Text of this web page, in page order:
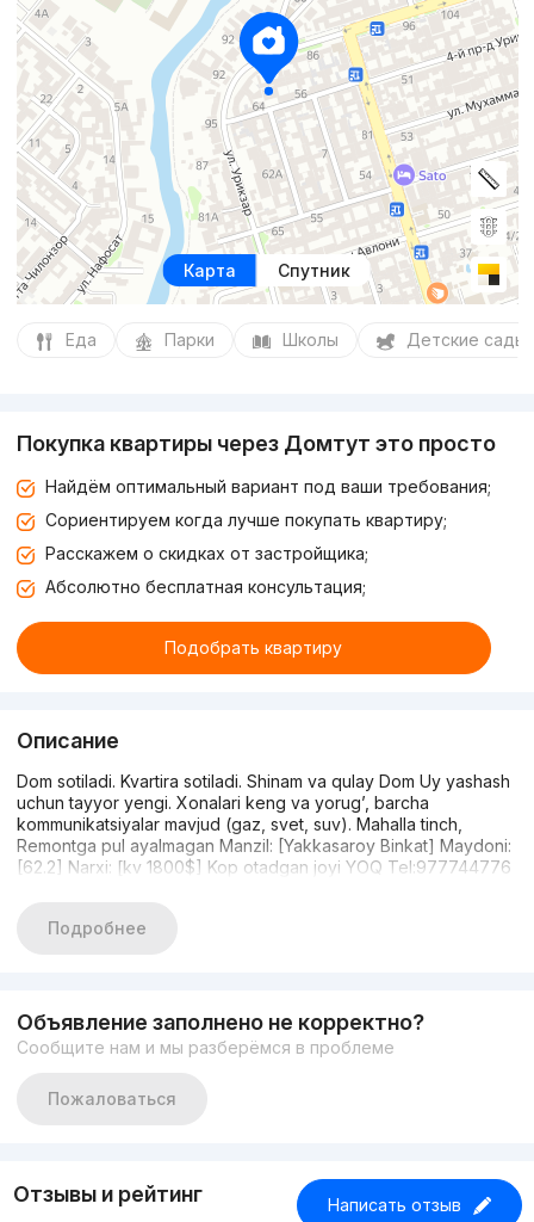
Карта Спутник
Еда Парки Школы Детские сады
Покупка квартиры через Домтут это просто
Найдём оптимальный вариант под ваши требования;
Сориентируем когда лучше покупать квартиру;
Расскажем о скидках от застройщика;
Абсолютно бесплатная консультация;
Подобрать квартиру
Описание
Dom sotiladi. Kvartira sotiladi. Shinam va qulay Dom Uy yashash
uchun tayyor yengi. Xonalari keng va yorug’, barcha
kommunikatsiyalar mavjud (gaz, svet, suv). Mahalla tinch,
Remontga pul ayalmagan Manzil: [Yakkasaroy Binkat] Maydoni:
[62.2] Narxi: [kv 1800$] Kop otadgan joyi YOQ Tel:977744776
Подробнее
Объявление заполнено не корректно?
Сообщите нам и мы разберёмся в проблеме
Пожаловаться
Отзывы и рейтинг Написать отзыв